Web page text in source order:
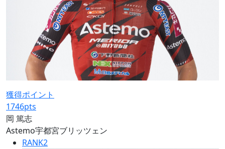
獲得ポイント
1746pts
岡 篤志
Astemo宇都宮ブリッツェン
RANK2